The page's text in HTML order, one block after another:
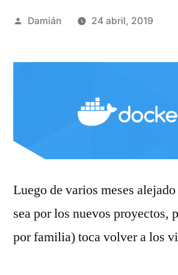
Publicado
Damián 24 abril, 2019
Luego de varios meses
sea por los nuevos proyectos,
por familia) toca volver a los